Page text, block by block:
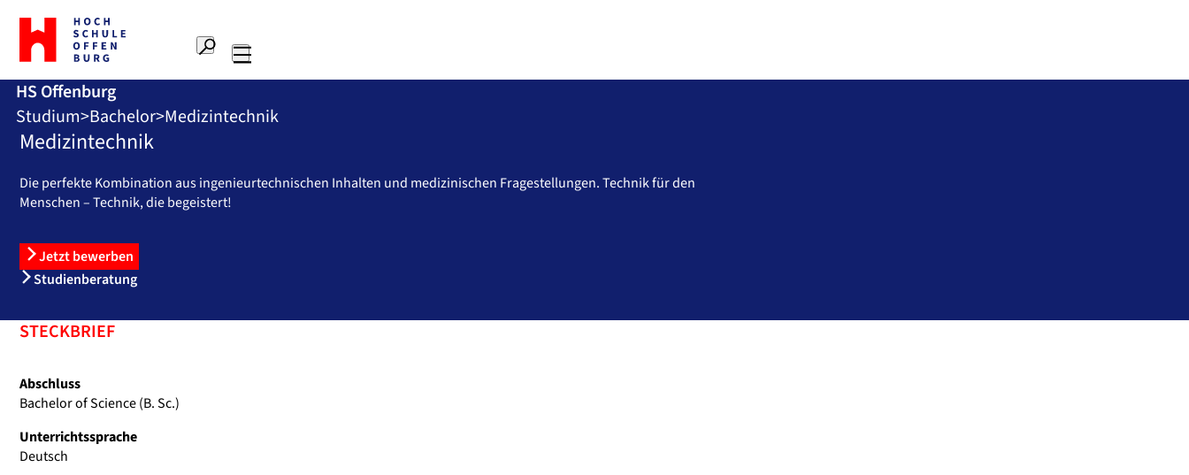
Zur
Startseite
Hochschule
Offenburg
Suche
Hauptnavigation
HS Offenburg
Studium Bachelor Medizintechnik
Medizintechnik
Die perfekte Kombination aus ingenieurtechnischen Inhalten und medizinischen Fragestellungen. Technik für den
Menschen – Technik, die begeistert!
Jetzt bewerben
Studienberatung
STECKBRIEF
Abschluss
Bachelor of Science (B. Sc.)
Unterrichtssprache
Deutsch